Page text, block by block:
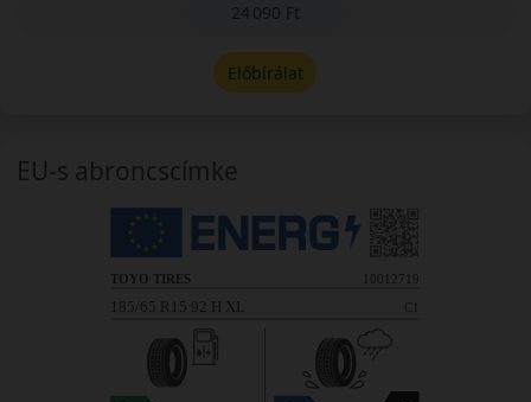
24 090 Ft
Előbírálat
EU-s abroncscímke